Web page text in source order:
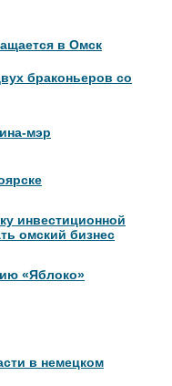
в Омск
браконьеров со
мэр
инвестиционной
омский бизнес
«Яблоко»
в немецком